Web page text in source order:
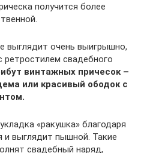
получится более
выглядит очень выигрышно,
ретростилем свадебного
винтажных причесок –
или красивый ободок с
«ракушка» благодаря
и выглядит пышной. Такие
свадебный наряд,